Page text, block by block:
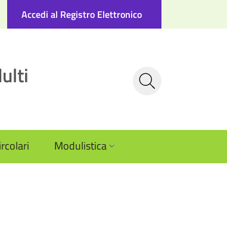
Accedi al Registro Elettronico
Modulistica